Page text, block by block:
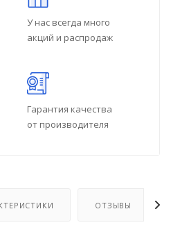
У нас всегда много
акций и распродаж
Гарантия качества
от производителя
ОТЗЫВЫ